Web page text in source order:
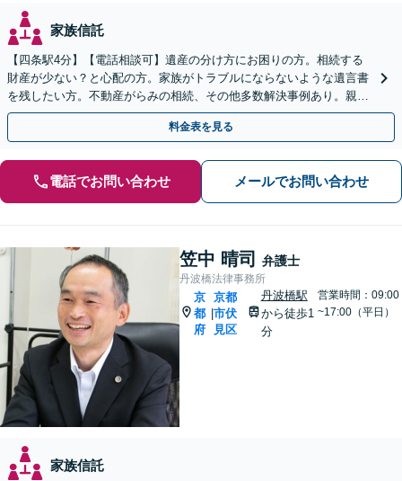
家族信託
【四条駅4分】【電話相談可】遺産の分け方にお困りの方。相続する
財産が少ない？と心配の方。家族がトラブルにならないような遺言書
を残したい方。不動産がらみの相続、その他多数解決事例あり。親身
に対応します【夜間・休日面談】【初回相談無料】
料金表を見る
電話でお問い合わせ メールでお問い合わせ
笠中 晴司 弁護士
丹波橋法律事務所
京
都
府
京都
市伏
見区
丹波橋駅
から徒歩1
分
営業時間：09:00
~17:00（平日）
家族信託